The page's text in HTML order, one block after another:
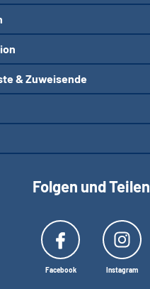
& Zuweisende
Folgen und Teilen
Facebook Instagram